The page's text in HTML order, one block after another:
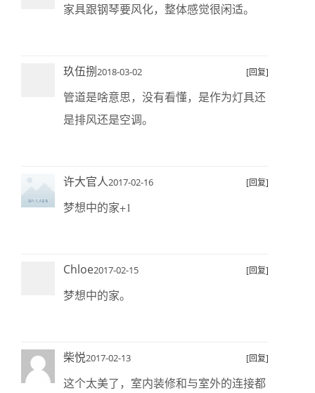
家具跟钢琴要风化，整体感觉很闲适。
玖伍捌2018-03-02 [回复]
管道是啥意思，没有看懂，是作为灯具还
是排风还是空调。
许大官人2017-02-16 [回复]
梦想中的家+1
Chloe2017-02-15 [回复]
梦想中的家。
柴悦2017-02-13 [回复]
这个太美了，室内装修和与室外的连接都